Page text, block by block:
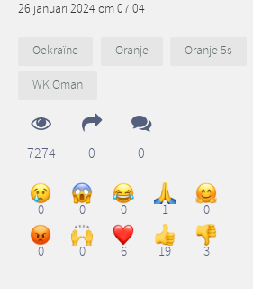
26 januari 2024 om 07:04
Oekraïne Oranje Oranje 5s
WK Oman
7274 0 0
0 0 0 1 0
0 0 6 19 3